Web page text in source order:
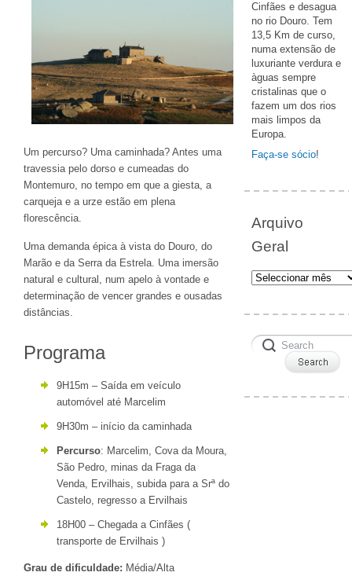
Um percurso? Uma caminhada? Antes uma
travessia pelo dorso e cumeadas do
Montemuro, no tempo em que a giesta, a
carqueja e a urze estão em plena
florescência.
Uma demanda épica à vista do Douro, do
Marão e da Serra da Estrela. Uma imersão
natural e cultural, num apelo à vontade e
determinação de vencer grandes e ousadas
distâncias.
Programa
9H15m – Saída em veículo
automóvel até Marcelim
9H30m – início da caminhada
Percurso: Marcelim, Cova da Moura,
São Pedro, minas da Fraga da
Venda, Ervilhais, subida para a Srª do
Castelo, regresso a Ervilhais
18H00 – Chegada a Cinfães (
transporte de Ervilhais )
Grau de dificuldade: Média/Alta
Cinfães e desagua
no rio Douro. Tem
13,5 Km de curso,
numa extensão de
luxuriante verdura e
àguas sempre
cristalinas que o
fazem um dos rios
mais limpos da
Europa.
Faça-se sócio!
Arquivo
Geral
Arquivo